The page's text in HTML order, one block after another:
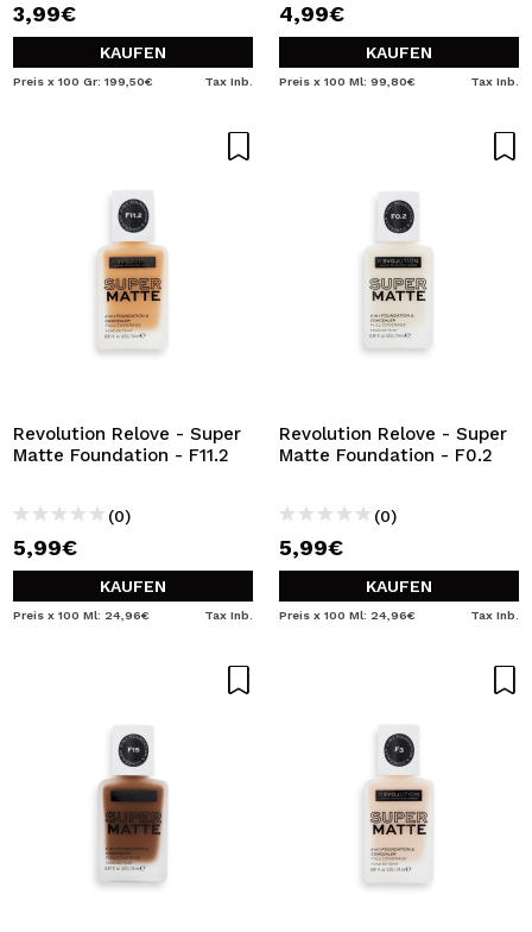
3,99€
KAUFEN
Preis x 100 Gr: 199,50€ Tax Inb.
4,99€
KAUFEN
Preis x 100 Ml: 99,80€ Tax Inb.
Revolution Relove - Super
Matte Foundation - F11.2
(0)
5,99€
KAUFEN
Preis x 100 Ml: 24,96€ Tax Inb.
Revolution Relove - Super
Matte Foundation - F0.2
(0)
5,99€
KAUFEN
Preis x 100 Ml: 24,96€ Tax Inb.